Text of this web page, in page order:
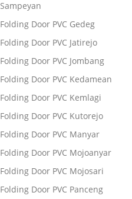
Sampeyan
Folding Door PVC Gedeg
Folding Door PVC Jatirejo
Folding Door PVC Jombang
Folding Door PVC Kedamean
Folding Door PVC Kemlagi
Folding Door PVC Kutorejo
Folding Door PVC Manyar
Folding Door PVC Mojoanyar
Folding Door PVC Mojosari
Folding Door PVC Panceng